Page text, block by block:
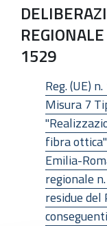
1529
Reg. (UE)
Misura 7
fibra
Emilia-
regionale
residue del
conseguenti